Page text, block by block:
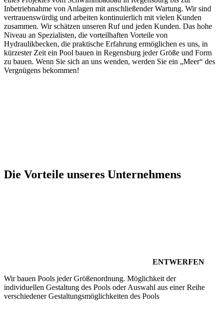
Inbetriebnahme von Anlagen mit anschließender Wartung. Wir sind
vertrauenswürdig und arbeiten kontinuierlich mit vielen Kunden
zusammen. Wir schätzen unseren Ruf und jeden Kunden. Das hohe
Niveau an Spezialisten, die vorteilhaften Vorteile von
Hydraulikbecken, die praktische Erfahrung ermöglichen es uns, in
kürzester Zeit ein Pool bauen in Regensburg jeder Größe und Form
zu bauen. Wenn Sie sich an uns wenden, werden Sie ein „Meer“ des
Vergnügens bekommen!
Die Vorteile unseres Unternehmens
ENTWERFEN
Wir bauen Pools jeder Größenordnung. Möglichkeit der
individuellen Gestaltung des Pools oder Auswahl aus einer Reihe
verschiedener Gestaltungsmöglichkeiten des Pools